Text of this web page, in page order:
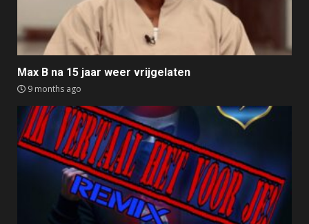
Max B na 15 jaar weer vrijgelaten
9 months ago